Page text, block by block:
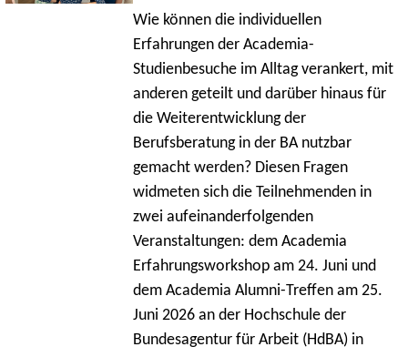
Wie können die individuellen
Erfahrungen der Academia-
Studienbesuche im Alltag verankert, mit
anderen geteilt und darüber hinaus für
die Weiterentwicklung der
Berufsberatung in der BA nutzbar
gemacht werden? Diesen Fragen
widmeten sich die Teilnehmenden in
zwei aufeinanderfolgenden
Veranstaltungen: dem Academia
Erfahrungsworkshop am 24. Juni und
dem Academia Alumni-Treffen am 25.
Juni 2026 an der Hochschule der
Bundesagentur für Arbeit (HdBA) in